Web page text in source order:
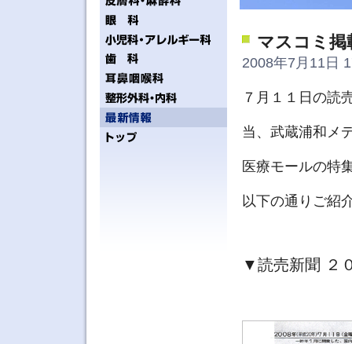
マスコミ掲
2008年7月11日
７月１１日の読
当、武蔵浦和メ
医療モールの特
以下の通りご紹
▼読売新聞 ２